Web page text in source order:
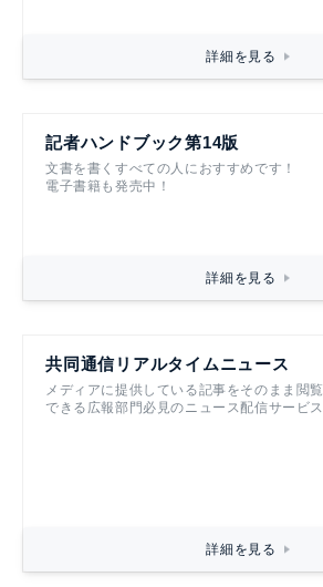
詳細を見る
記者ハンドブック第14版
文書を書くすべての人におすすめです！
電子書籍も発売中！
詳細を見る
共同通信リアルタイムニュース
メディアに提供している記事をそのまま閲覧
できる広報部門必見のニュース配信サービス
詳細を見る